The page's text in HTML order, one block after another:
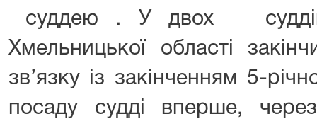
суддею . У двох
Хмельницької області
зв’язку із закінченням 5-
посаду судді вперше,